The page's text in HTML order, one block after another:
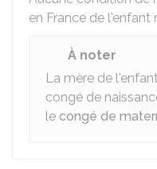
en France de l'enfant
À noter
La mère de
congé de
le congé de